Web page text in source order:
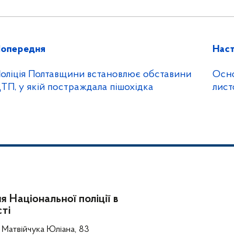
Полтавщини встановлює обставини
у якій постраждала пішохідка
Національної поліції в
Юліана, 83